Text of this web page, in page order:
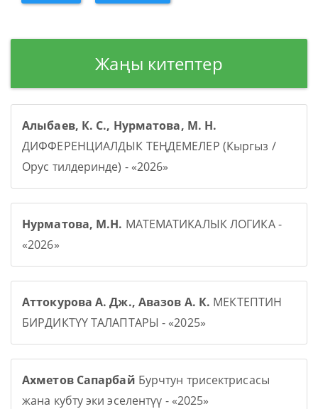
Жаңы китептер
Алыбаев, К. С., Нурматова, М. Н.
ДИФФЕРЕНЦИАЛДЫК ТЕҢДЕМЕЛЕР (Кыргыз /
Орус тилдеринде) - «2026»
Нурматова, М.Н. МАТЕМАТИКАЛЫК ЛОГИКА -
«2026»
Аттокурова А. Дж., Авазов А. К. МЕКТЕПТИН
БИРДИКТҮҮ ТАЛАПТАРЫ - «2025»
Ахметов Сапарбай Бурчтун трисектрисасы
жана кубту эки эселентүү - «2025»